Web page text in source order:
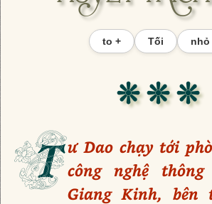
to + Tối nhỏ
❊ ❊ ❊
T ư Dao chạy tới
công nghệ
Giang Kinh, bên